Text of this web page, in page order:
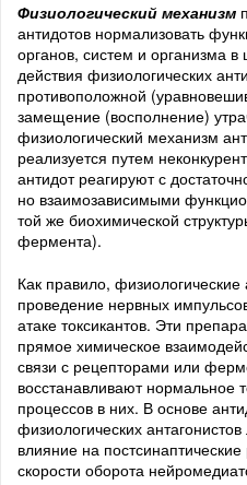
Физиологический механизм
антидотов нормализовать
органов, систем и организма
действия физиологических
противоположной
замещение (восполнение)
физиологический механизм
реализуется путем
антидот реагируют с
но взаимозависимыми
той же биохимической
фермента).
Как правило,
проведение нервных
атаке токсикантов. Эти
прямое химическое
связи с рецепторами или
восстанавливают нормальное
процессов в них. В основе
физиологических
влияние на
скорости оборота